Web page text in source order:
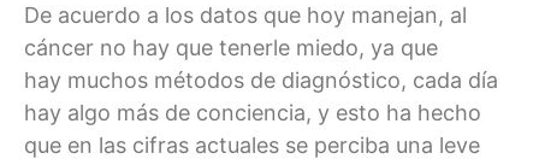
De acuerdo a los datos que hoy manejan, al
cáncer no hay que tenerle miedo, ya que
hay muchos métodos de diagnóstico, cada día
hay algo más de conciencia, y esto ha hecho
que en las cifras actuales se perciba una leve